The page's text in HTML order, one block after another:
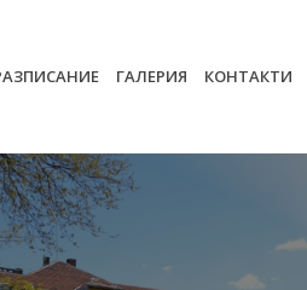
Училището
Нормативна уредба
Прием
Проекти и дейности
ГАЛЕРИЯ КОНТАКТИ